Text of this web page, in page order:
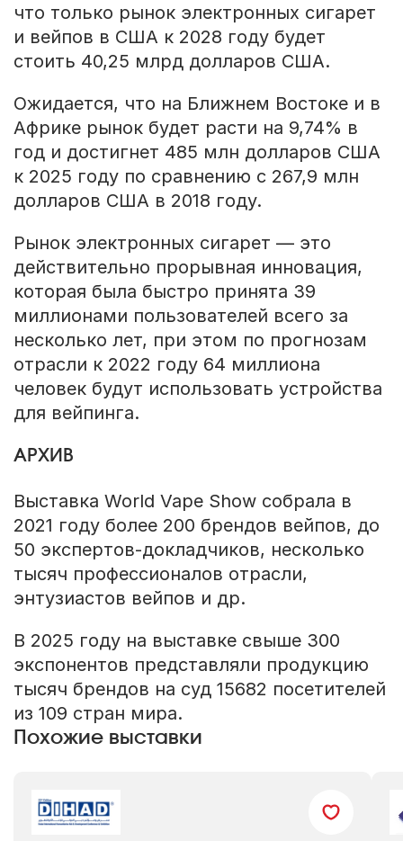
что только рынок электронных сигарет
и вейпов в США к 2028 году будет
стоить 40,25 млрд долларов США.
Ожидается, что на Ближнем Востоке и в
Африке рынок будет расти на 9,74% в
год и достигнет 485 млн долларов США
к 2025 году по сравнению с 267,9 млн
долларов США в 2018 году.
Рынок электронных сигарет — это
действительно прорывная инновация,
которая была быстро принята 39
миллионами пользователей всего за
несколько лет, при этом по прогнозам
отрасли к 2022 году 64 миллиона
человек будут использовать устройства
для вейпинга.
АРХИВ
Выставка World Vape Show собрала в
2021 году более 200 брендов вейпов, до
50 экспертов-докладчиков, несколько
тысяч профессионалов отрасли,
энтузиастов вейпов и др.
В 2025 году на выставке свыше 300
экспонентов представляли продукцию
тысяч брендов на суд 15682 посетителей
из 109 стран мира.
Похожие выставки